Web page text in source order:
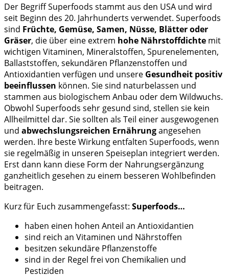
Der Begriff Superfoods stammt aus den USA und wird
seit Beginn des 20. Jahrhunderts verwendet. Superfoods
sind Früchte, Gemüse, Samen, Nüsse, Blätter oder
Gräser, die über eine extrem hohe Nährstoffdichte mit
wichtigen Vitaminen, Mineralstoffen, Spurenelementen,
Ballaststoffen, sekundären Pflanzenstoffen und
Antioxidantien verfügen und unsere Gesundheit positiv
beeinflussen können. Sie sind naturbelassen und
stammen aus biologischem Anbau oder dem Wildwuchs.
Obwohl Superfoods sehr gesund sind, stellen sie kein
Allheilmittel dar. Sie sollten als Teil einer ausgewogenen
und abwechslungsreichen Ernährungangesehen
werden. Ihre beste Wirkung entfalten Superfoods, wenn
sie regelmäßig in unseren Speiseplan integriert werden.
Erst dann kann diese Form der Nahrungsergänzung
ganzheitlich gesehen zu einem besseren Wohlbefinden
beitragen.
Kurz für Euch zusammengefasst: Superfoods…
haben einen hohen Anteil an Antioxidantien
sind reich an Vitaminen und Nährstoffen
besitzen sekundäre Pflanzenstoffe
sind in der Regel frei von Chemikalien und
Pestiziden